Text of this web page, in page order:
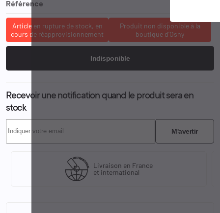
Référence
Article en rupture de stock, en
cours de réapprovisionnement
Produit non disponible à la
boutique d'Osny
Indisponible
Recevoir une notification quand le produit sera en
stock
M'avertir
Livraison en France
et international